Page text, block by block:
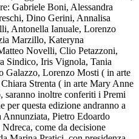
Gabriele Boni, Alessandra
Dino Gerini, Annalisa
Antonella Ianuale, Lorenzo
Marzillo, Kateryna
Novelli, Clio Petazzoni,
Sindico, Iris Vignola, Tania
Lorenzo Mosti ( in arte
Strenta ( in arte Mary Anne
saranno inoltre conferiti i Premi
per questa edizione andranno a
Pietro Edoardo
come da decisione